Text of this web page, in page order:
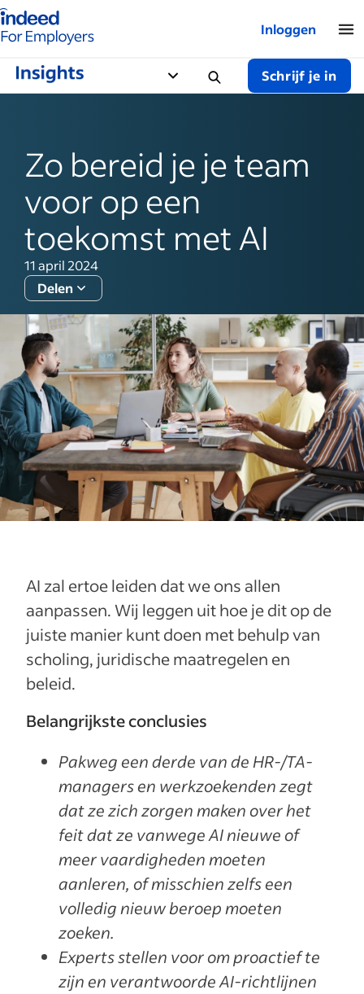
van Indeed - Voor werkgevers
Inloggen
Schrijf je in
Zo bereid je je team
voor op een
toekomst met AI
11 april 2024
Delen
AI zal ertoe leiden dat we ons allen
aanpassen. Wij leggen uit hoe je dit op de
juiste manier kunt doen met behulp van
scholing, juridische maatregelen en
beleid.
Belangrijkste conclusies
Pakweg een derde van de HR-/TA-
managers en werkzoekenden zegt
dat ze zich zorgen maken over het
feit dat ze vanwege AI nieuwe of
meer vaardigheden moeten
aanleren, of misschien zelfs een
volledig nieuw beroep moeten
zoeken.
Experts stellen voor om proactief te
zijn en verantwoorde AI-richtlijnen